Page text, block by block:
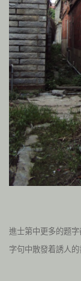
進士第中更多的题
字句中散發着誘人